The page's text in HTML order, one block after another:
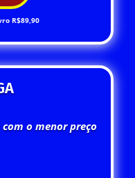
R$89,90
o menor preço